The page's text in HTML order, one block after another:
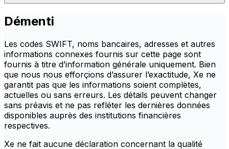
Démenti
Les codes SWIFT, noms bancaires, adresses et autres
informations connexes fournis sur cette page sont
fournis à titre d’information générale uniquement. Bien
que nous nous efforçions d’assurer l’exactitude, Xe ne
garantit pas que les informations soient complètes,
actuelles ou sans erreurs. Les détails peuvent changer
sans préavis et ne pas refléter les dernières données
disponibles auprès des institutions financières
respectives.
Xe ne fait aucune déclaration concernant la qualité